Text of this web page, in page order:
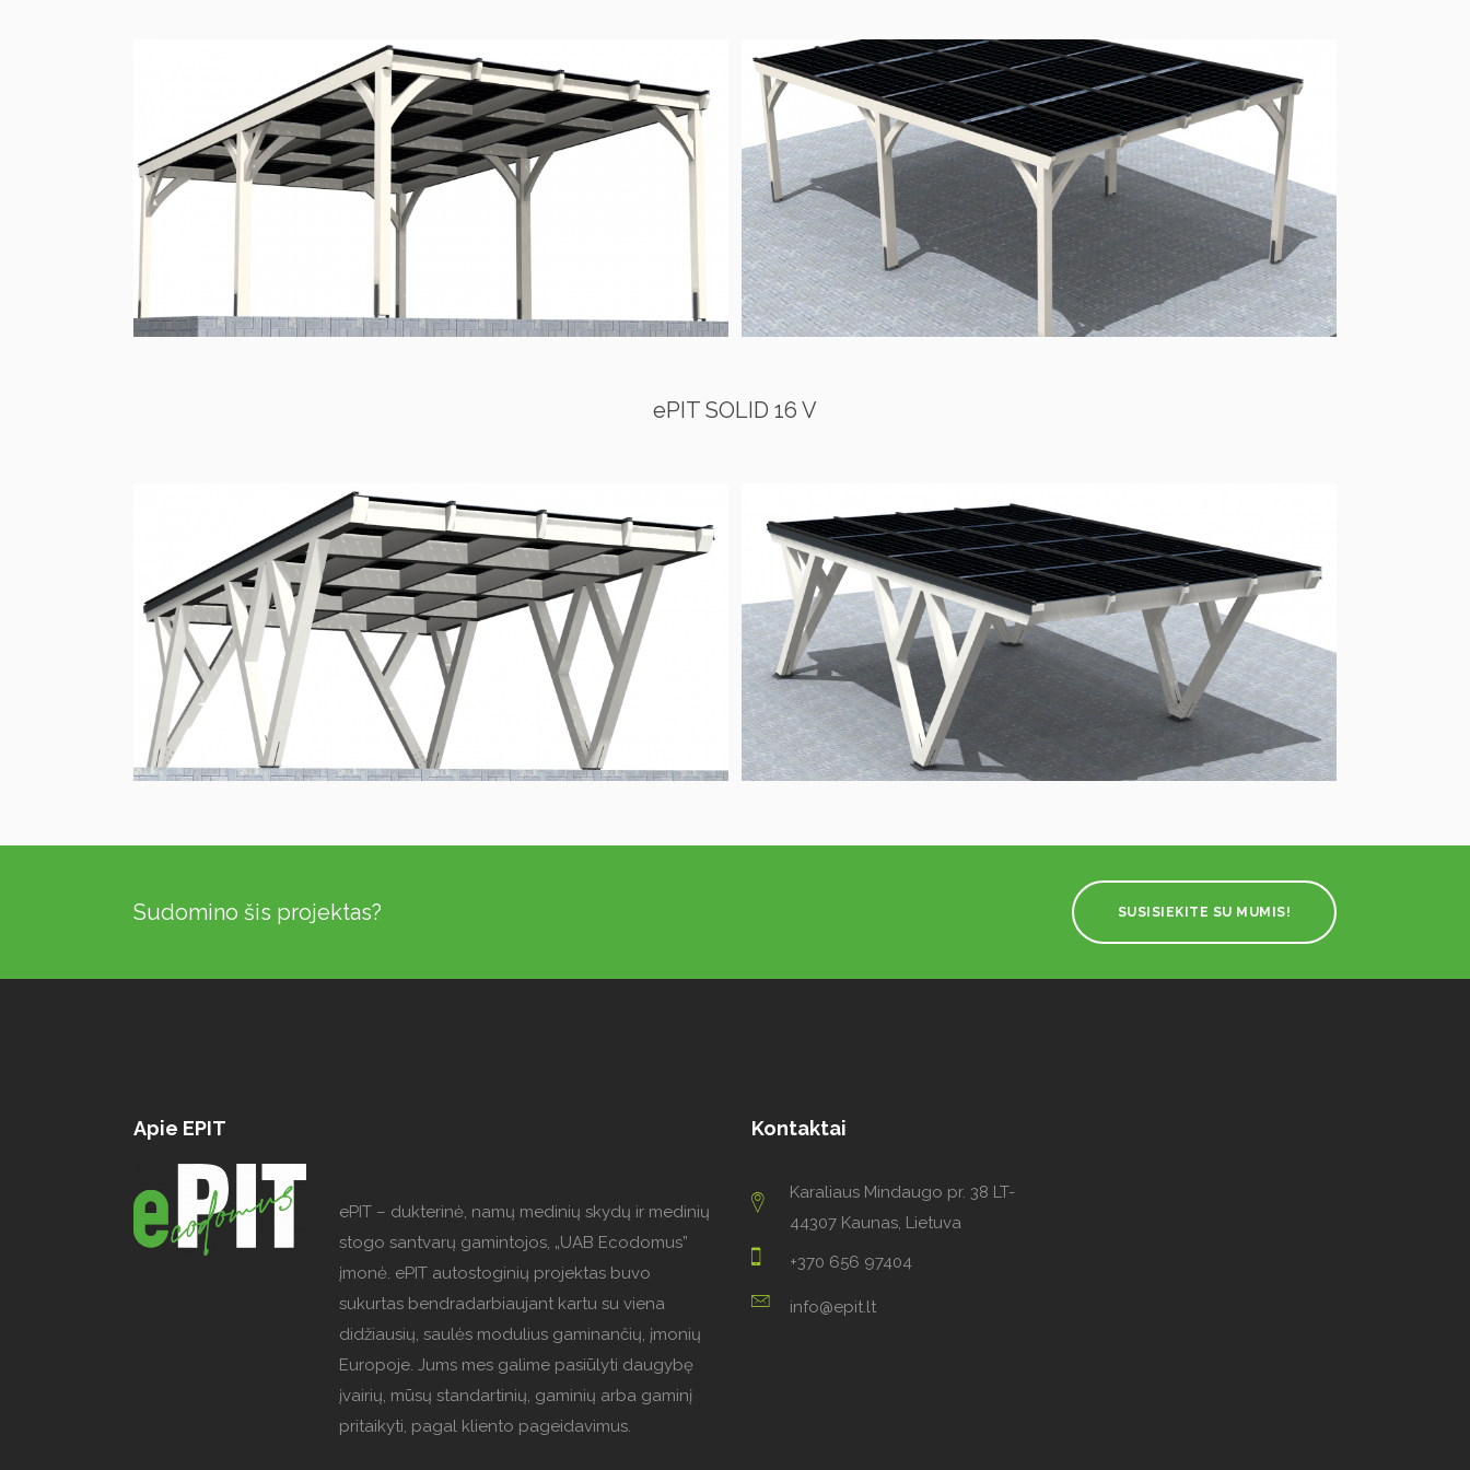
ePIT SOLID 16 V
Sudomino šis projektas? SUSISIEKITE SU MUMIS!
Apie EPIT
ePIT – dukterinė, namų medinių skydų ir medinių
stogo santvarų gamintojos, „UAB Ecodomus”
įmonė. ePIT autostoginių projektas buvo
sukurtas bendradarbiaujant kartu su viena
didžiausių, saulės modulius gaminančių, įmonių
Europoje. Jums mes galime pasiūlyti daugybę
įvairių, mūsų standartinių, gaminių arba gaminį
pritaikyti, pagal kliento pageidavimus.
Kontaktai
Karaliaus Mindaugo pr. 38 LT-
44307 Kaunas, Lietuva
+370 656 97404
info@epit.lt